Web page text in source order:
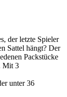
der letzte Spieler
Sattel hängt? Der
Packstücke
Mit 3
unter 36